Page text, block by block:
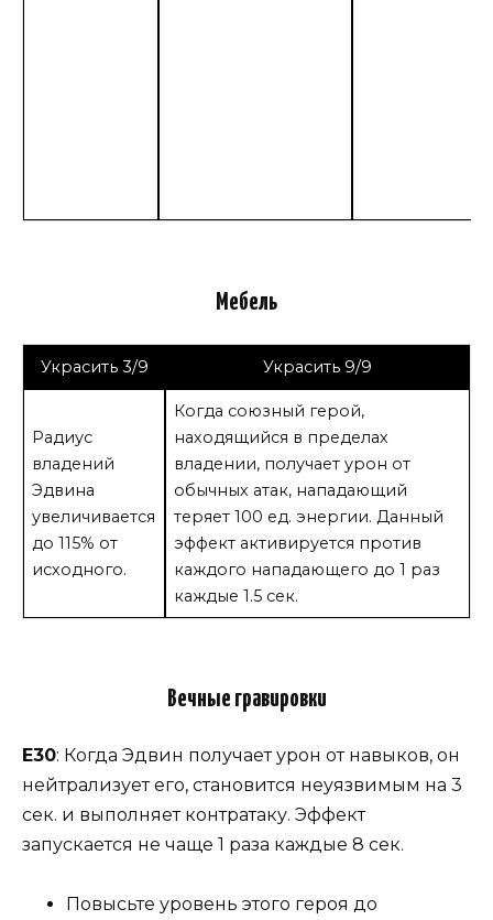
Мебель
Украсить 3/9 Украсить 9/9
Радиус
владений
Эдвина
увеличивается
до 115% от
исходного.
Когда союзный герой,
находящийся в пределах
владении, получает урон от
обычных атак, нападающий
теряет 100 ед. энергии. Данный
эффект активируется против
каждого нападающего до 1 раз
каждые 1.5 сек.
Вечные гравировки
Е30: Когда Эдвин получает урон от навыков, он
нейтрализует его, становится неуязвимым на 3
сек. и выполняет контратаку. Эффект
запускается не чаще 1 раза каждые 8 сек.
Повысьте уровень этого героя до